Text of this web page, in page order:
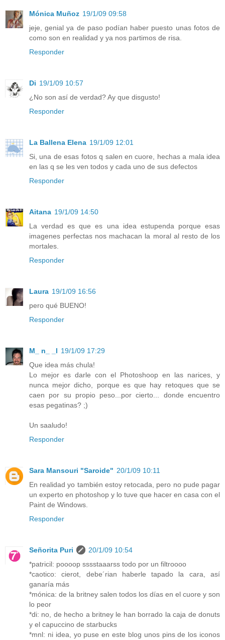
Mónica Muñoz 19/1/09 09:58
jeje, genial ya de paso podían haber puesto unas fotos de
como son en realidad y ya nos partimos de risa.
Responder
Di 19/1/09 10:57
¿No son así de verdad? Ay que disgusto!
Responder
La Ballena Elena 19/1/09 12:01
Si, una de esas fotos q salen en cuore, hechas a mala idea
en las q se les ven todos y cada uno de sus defectos
Responder
Aitana 19/1/09 14:50
La verdad es que es una idea estupenda porque esas
imagenes perfectas nos machacan la moral al resto de los
mortales.
Responder
Laura 19/1/09 16:56
pero qué BUENO!
Responder
M_ n_ _l 19/1/09 17:29
Que idea más chula!
Lo mejor es darle con el Photoshoop en las narices, y
nunca mejor dicho, porque es que hay retoques que se
caen por su propio peso...por cierto... donde encuentro
esas pegatinas? ;)
Un saaludo!
Responder
Sara Mansouri "Saroide" 20/1/09 10:11
En realidad yo también estoy retocada, pero no pude pagar
un experto en photoshop y lo tuve que hacer en casa con el
Paint de Windows.
Responder
Señorita Puri
20/1/09 10:54
*patricil: poooop sssstaaarss todo por un filtroooo
*caotico: cierot, debe´rian haberle tapado la cara, así
ganaría más
*mónica: de la britney salen todos los días en el cuore y son
lo peor
*di: no, de hecho a britney le han borrado la caja de donuts
y el capuccino de starbucks
*mnl: ni idea, yo puse en este blog unos pins de los iconos